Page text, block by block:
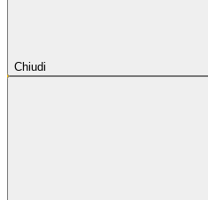
Chiudi